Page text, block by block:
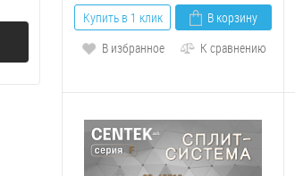
Купить в 1 клик
В корзину
В избранное
К сравнению